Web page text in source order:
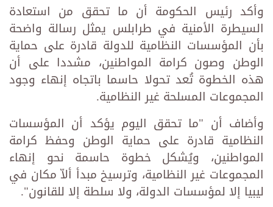
وأكد رئيس الحكومة أن ما تحقق من استعادة
السيطرة الأمنية في طرابلس يمثل رسالة واضحة
بأن المؤسسات النظامية للدولة قادرة على حماية
الوطن وصون كرامة المواطنين، مشددا على أن
هذه الخطوة تُعد تحولا حاسما باتجاه إنهاء وجود
المجموعات المسلحة غير النظامية.
وأضاف أن "ما تحقق اليوم يؤكد أن المؤسسات
النظامية قادرة على حماية الوطن وحفظ كرامة
المواطنين، ويُشكل خطوة حاسمة نحو إنهاء
المجموعات غير النظامية، وترسيخ مبدأ ألاّ مكان في
ليبيا إلا لمؤسسات الدولة، ولا سلطة إلا للقانون".